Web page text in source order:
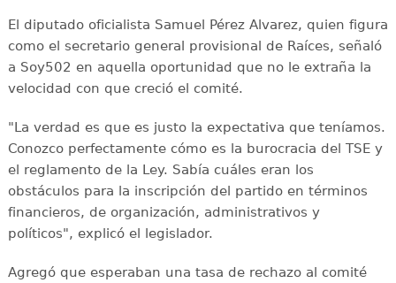
El diputado oficialista Samuel Pérez Alvarez, quien figura
como el secretario general provisional de Raíces, señaló
a Soy502 en aquella oportunidad que no le extraña la
velocidad con que creció el comité.
"La verdad es que es justo la expectativa que teníamos.
Conozco perfectamente cómo es la burocracia del TSE y
el reglamento de la Ley. Sabía cuáles eran los
obstáculos para la inscripción del partido en términos
financieros, de organización, administrativos y
políticos", explicó el legislador.
Agregó que esperaban una tasa de rechazo al comité